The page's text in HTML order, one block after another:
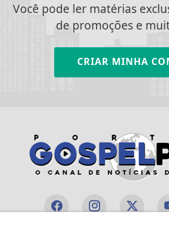
Você pode ler matérias
de promoções e
CRIAR MINHA